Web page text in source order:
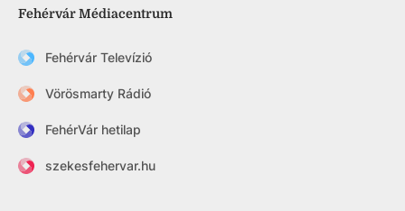
Fehérvár Médiacentrum
Fehérvár Televízió
Vörösmarty Rádió
FehérVár hetilap
szekesfehervar.hu